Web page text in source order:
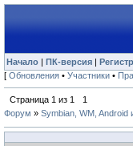
Начало | ПК-версия |
[ Обновления • Участники •
Страница 1 из 1
1
Форум » Symbian, WM,